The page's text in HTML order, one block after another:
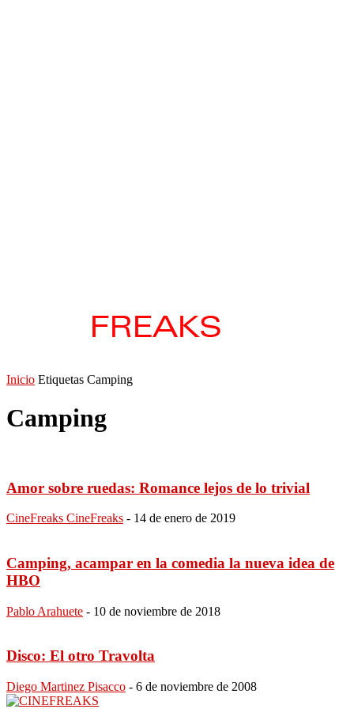
Inicio Etiquetas Camping
Camping
Amor sobre ruedas: Romance lejos de lo trivial
CineFreaks CineFreaks - 14 de enero de 2019
Camping, acampar en la comedia la nueva idea de
HBO
Pablo Arahuete - 10 de noviembre de 2018
Disco: El otro Travolta
Diego Martinez Pisacco - 6 de noviembre de 2008